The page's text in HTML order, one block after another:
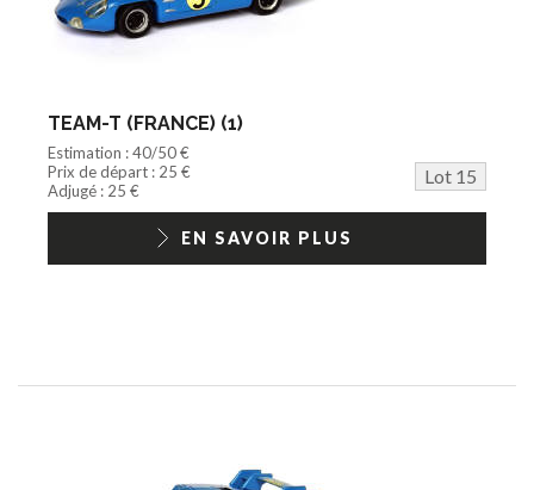
TEAM-T (FRANCE) (1)
Estimation : 40/50 €
Prix de départ : 25 €
Lot 15
Adjugé : 25 €
EN SAVOIR PLUS